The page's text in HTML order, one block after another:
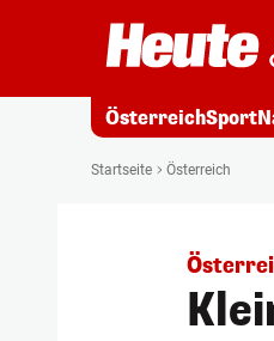
ÖsterreichSport
Startseite Österreich